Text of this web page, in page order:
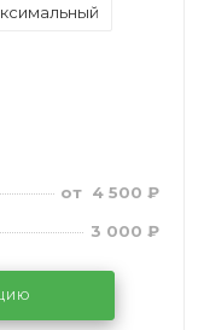
от 4 500 ₽
3 000 ₽